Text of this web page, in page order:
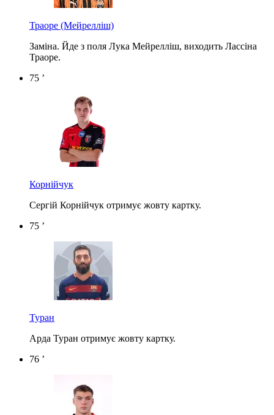
Траоре (Мейрелліш)
Заміна. Йде з поля Лука Мейрелліш, виходить Лассіна
Траоре.
75 ’
Корнійчук
Сергій Корнійчук отримує жовту картку.
75 ’
Туран
Арда Туран отримує жовту картку.
76 ’